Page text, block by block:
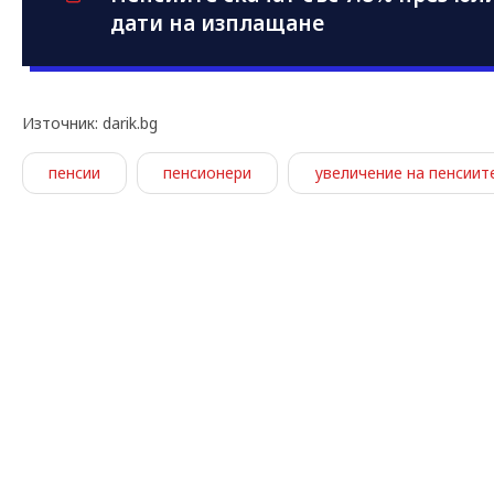
дати на изплащане
Източник: darik.bg
пенсии пенсионери увеличение на